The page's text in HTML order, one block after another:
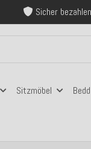
Sicher
Kostenloser Versand
Sitzmöbel